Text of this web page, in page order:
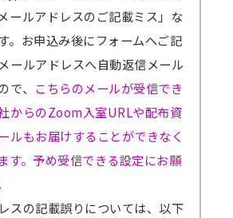
ールアドレスのご記載ミス」な
。お申込み後にフォームへご記
ールアドレスへ自動返信メール
、 こちらのメールが受信でき
からのZoom入室URLや配布資
ルもお届けすることができなく
す。予め受信できる設定にお願
スの記載誤りについては、以下